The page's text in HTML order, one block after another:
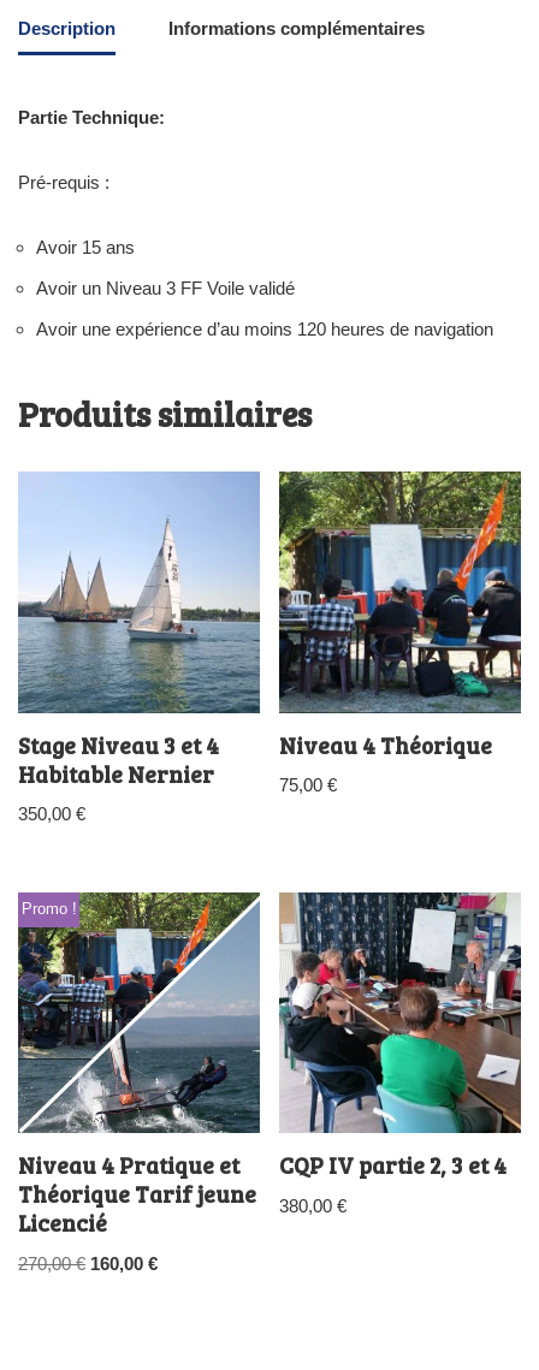
Description Informations complémentaires
Partie Technique:
Pré-requis :
Avoir 15 ans
Avoir un Niveau 3 FF Voile validé
Avoir une expérience d’au moins 120 heures de navigation
Produits similaires
Stage Niveau 3 et 4
Habitable Nernier
350,00 €
Niveau 4 Théorique
75,00€
Promo !
Niveau 4 Pratique et
Théorique Tarif jeune
Licencié
270,00€ 160,00 €
CQP IV partie 2, 3 et 4
380,00€